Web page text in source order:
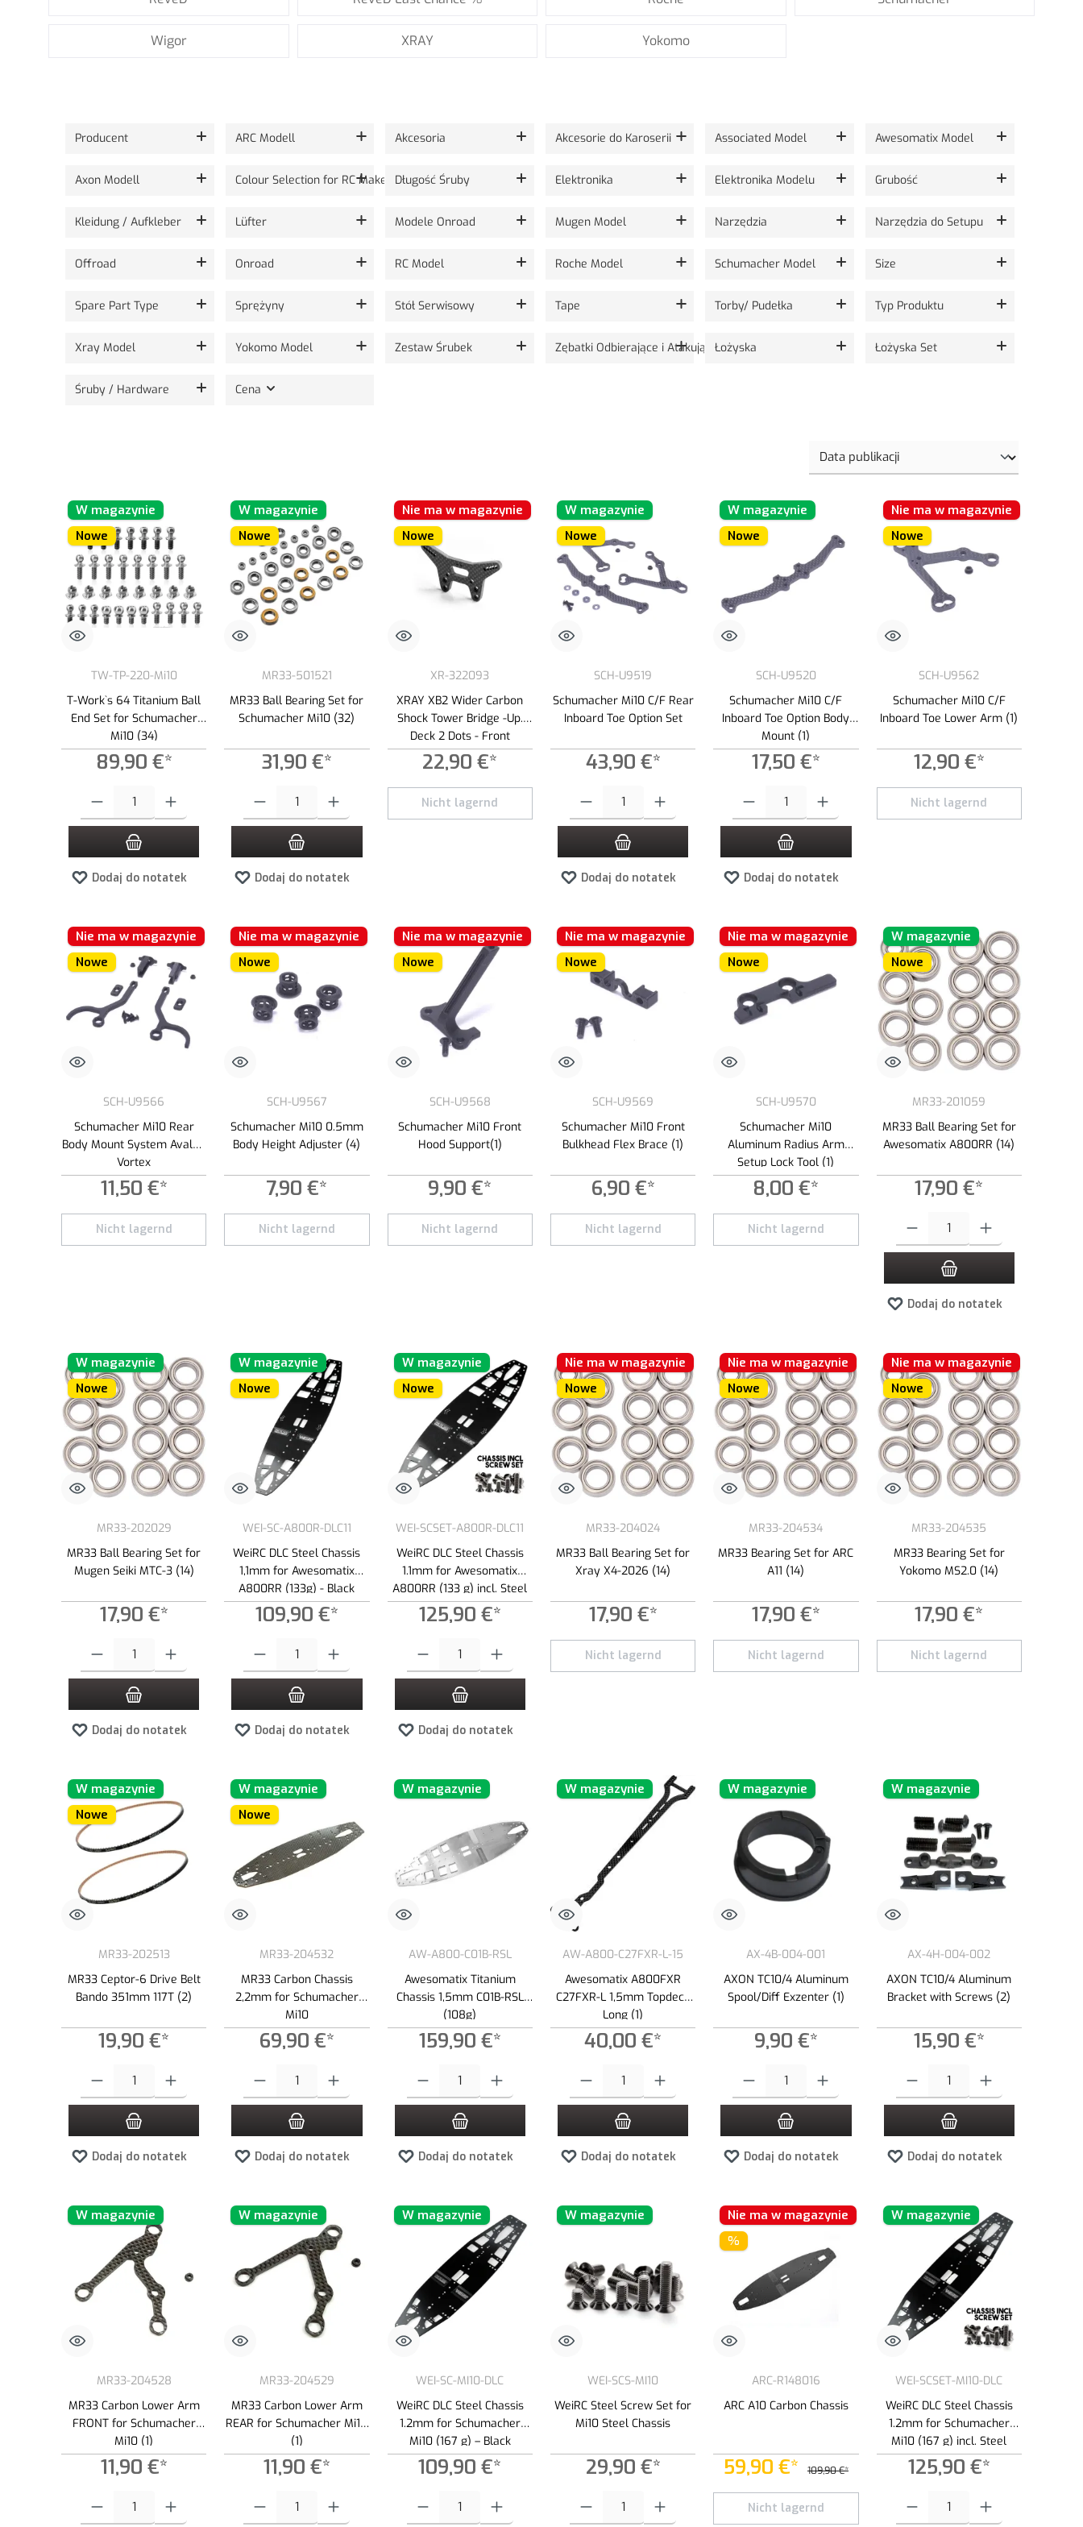
Wigor XRAY Yokomo
Producent ARC Modell Akcesoria Akcesorie do Karoserii Associated Model Awesomatix Model
Axon Modell Colour Selection for RC Maker StickerDługość Śruby Elektronika Elektronika Modelu Grubość
Kleidung / Aufkleber Lüfter Modele Onroad Mugen Model Narzędzia Narzędzia do Setupu
Offroad Onroad RC Model Roche Model Schumacher Model Size
Spare Part Type Sprężyny Stół Serwisowy Tape Torby/ Pudełka Typ Produktu
Xray Model Yokomo Model Zestaw Śrubek Zębatki Odbierające i AtakująceŁożyska Łożyska Set
Śruby / Hardware Cena
Pokazuje produkty 24 spośród 5679 .
W magazynie
Nowe
TW-TP-220-Mi10
T-Work`s 64 Titanium Ball
End Set for Schumacher
Mi10 (34)
89,90 €*
Ilość produktu: Wprowadź żądaną ilość lub użyj przycisków, aby zwiększyć lub zmniejszyć ilość.
Dodaj do notatek
W magazynie
Nowe
MR33-501521
MR33 Ball Bearing Set for
Schumacher Mi10 (32)
31,90 €*
Ilość produktu: Wprowadź żądaną ilość lub użyj przycisków, aby zwiększyć lub zmniejszyć ilość.
Dodaj do notatek
Nie ma w magazynie
Nowe
XR-322093
XRAY XB2 Wider Carbon
Shock Tower Bridge -Up.
Deck 2 Dots - Front
22,90 €*
Nicht lagernd
W magazynie
Nowe
SCH-U9519
Schumacher Mi10 C/F Rear
Inboard Toe Option Set
43,90 €*
Ilość produktu: Wprowadź żądaną ilość lub użyj przycisków, aby zwiększyć lub zmniejszyć ilość.
Dodaj do notatek
W magazynie
Nowe
SCH-U9520
Schumacher Mi10 C/F
Inboard Toe Option Body
Mount (1)
17,50 €*
Ilość produktu: Wprowadź żądaną ilość lub użyj przycisków, aby zwiększyć
Dodaj do notatek
Nie ma w magazynie
Nowe
SCH-U9562
Schumacher Mi10 C/F
Inboard Toe Lower Arm (1)
12,90 €*
Nicht lagernd
Nie ma w magazynie
Nowe
SCH-U9566
Schumacher Mi10 Rear
Body Mount System Avalon
Vortex
11,50 €*
Nicht lagernd
Nie ma w magazynie
Nowe
SCH-U9567
Schumacher Mi10 0.5mm
Body Height Adjuster (4)
7,90 €*
Nicht lagernd
Nie ma w magazynie
Nowe
SCH-U9568
Schumacher Mi10 Front
Hood Support(1)
9,90 €*
Nicht lagernd
Nie ma w magazynie
Nowe
SCH-U9569
Schumacher Mi10 Front
Bulkhead Flex Brace (1)
6,90 €*
Nicht lagernd
Nie ma w magazynie
Nowe
SCH-U9570
Schumacher Mi10
Aluminum Radius Arm
Setup Lock Tool (1)
8,00 €*
Nicht lagernd
W magazynie
Nowe
MR33-201059
MR33 Ball Bearing Set for
Awesomatix A800RR (14)
17,90 €*
Dodaj do notatek
W magazynie
Nowe
MR33-202029
MR33 Ball Bearing Set for
Mugen Seiki MTC-3 (14)
17,90 €*
Dodaj do notatek
W magazynie
Nowe
WEI-SC-A800R-DLC11
WeiRC DLC Steel Chassis
1,1mm for Awesomatix
A800RR (133g) - Black
109,90 €*
Ilość produktu: Wprowadź żądaną ilość lub użyj przycisków, aby zwiększyć lub zmniejszyć ilość.
Dodaj do notatek
W magazynie
Nowe
WEI-SCSET-A800R-DLC11
WeiRC DLC Steel Chassis
1.1mm for Awesomatix
A800RR (133 g) incl. Steel
Screw Set
125,90 €*
Ilość produktu: Wprowadź żądaną ilość lub użyj przycisków, aby zwiększyć lub zmniejszyć ilość.
Dodaj do notatek
Nie ma w magazynie
Nowe
MR33-204024
MR33 Ball Bearing Set for
Xray X4-2026 (14)
17,90 €*
Nicht lagernd
Nie ma w magazynie
Nowe
MR33-204534
MR33 Bearing Set for ARC
A11 (14)
17,90 €*
Nicht lagernd
Nie ma w magazynie
Nowe
MR33-204535
MR33 Bearing Set for
Yokomo MS2.0 (14)
17,90 €*
Nicht lagernd
W magazynie
Nowe
MR33-202513
MR33 Ceptor-6 Drive Belt
Bando 351mm 117T (2)
19,90 €*
Dodaj do notatek
W magazynie
Nowe
MR33-204532
MR33 Carbon Chassis
2,2mm for Schumacher
Mi10
69,90 €*
Dodaj do notatek
W magazynie
AW-A800-C01B-RSL
Awesomatix Titanium
Chassis 1,5mm C01B-RSL
(108g)
159,90 €*
Dodaj do notatek
W magazynie
AW-A800-C27FXR-L-15
Awesomatix A800FXR
C27FXR-L 1,5mm Topdeck
Long (1)
40,00 €*
Dodaj do notatek
W magazynie
AX-4B-004-001
AXON TC10/4 Aluminum
Spool/Diff Exzenter (1)
9,90 €*
Dodaj do notatek
W magazynie
AX-4H-004-002
AXON TC10/4 Aluminum
Bracket with Screws (2)
15,90 €*
Dodaj do notatek
W magazynie
MR33-204528
MR33 Carbon Lower Arm
FRONT for Schumacher
Mi10 (1)
11,90 €*
W magazynie
MR33-204529
MR33 Carbon Lower Arm
REAR for Schumacher Mi10
(1)
11,90 €*
W magazynie
WEI-SC-MI10-DLC
WeiRC DLC Steel Chassis
1.2mm for Schumacher
Mi10 (167 g) – Black
109,90 €*
Ilość produktu: Wprowadź żądaną ilość lub użyj przycisków, aby zwiększyć lub zmniejszyć ilość.
W magazynie
WEI-SCS-MI10
WeiRC Steel Screw Set for
Mi10 Steel Chassis
29,90 €*
Ilość produktu: Wprowadź żądaną ilość lub użyj przycisków, aby zwiększyć lub zmniejszyć ilość.
Nie ma w magazynie
%
ARC-R148016
ARC A10 Carbon Chassis
59,90 €* 109,90 €*
Nicht lagernd
W magazynie
WEI-SCSET-MI10-DLC
WeiRC DLC Steel Chassis
1.2mm for Schumacher
Mi10 (167 g) incl. Steel
Screw Set
125,90 €*